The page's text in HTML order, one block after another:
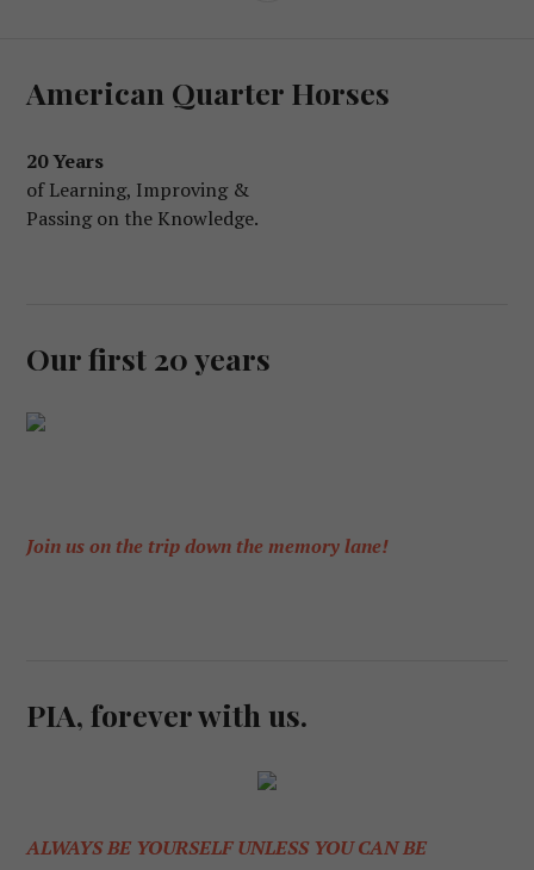
American Quarter Horses
20 Years
of Learning, Improving &
Passing on the Knowledge.
Our first 20 years
Join us on the trip down the memory lane!
PIA, forever with us.
ALWAYS BE YOURSELF UNLESS YOU CAN BE